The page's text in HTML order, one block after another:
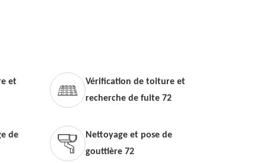
et
Vérification de toiture et
recherche de fuite 72
de
Nettoyage et pose de
gouttière 72